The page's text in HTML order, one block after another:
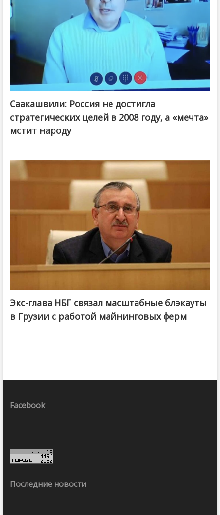
Саакашвили: Россия не достигла
стратегических целей в 2008 году, а «мечта»
мстит народу
Экс-глава НБГ связал масштабные блэкауты
в Грузии с работой майнинговых ферм
Facebook
Последние новости